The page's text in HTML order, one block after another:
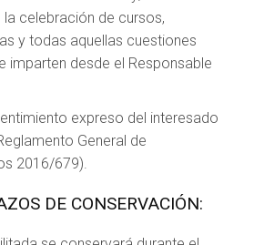
celebración de cursos,
y todas aquellas cuestiones
imparten desde el Responsable
expreso del interesado
General de
2016/679).
DE CONSERVACIÓN: